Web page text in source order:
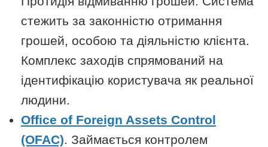
стежить за законністю отримання
грошей, особою та діяльністю клієнта.
Комплекс заходів спрямований на
ідентифікацію користувача як реальної
людини.
Office of Foreign Assets Control
(OFAC). Займається контролем